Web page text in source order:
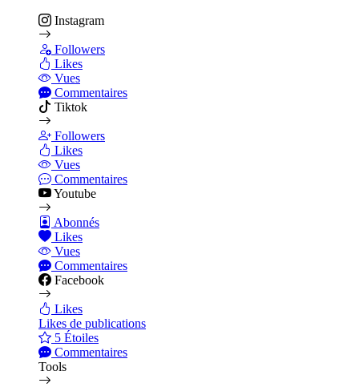
Instagram
Followers
Likes
Vues
Commentaires
Tiktok
Followers
Likes
Vues
Commentaires
Youtube
Abonnés
Likes
Vues
Commentaires
Facebook
Likes
Likes de publications
5 Étoiles
Commentaires
Tools